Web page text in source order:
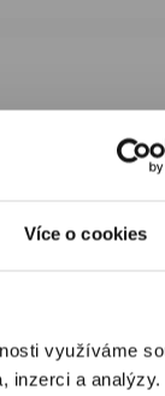
Více o cookies
využíváme
inzerci a analýzy.